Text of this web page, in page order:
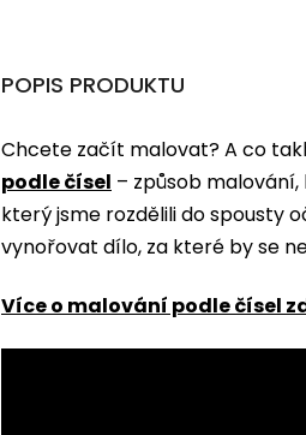
POPIS PRODUKTU
Chcete začít malovat? A co
podle čísel ­­– způsob
který jsme rozdělili do spousty
vynořovat dílo, za které by se
Více o malování podle čísel